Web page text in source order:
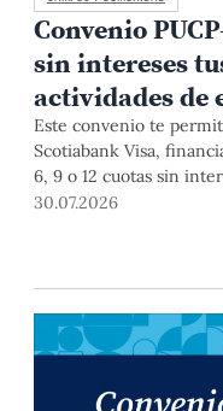
Convenio
sin intereses
actividades de
Este convenio te
Scotiabank Visa,
6, 9 o 12 cuotas sin
hasta el 31 de
30.07.2026